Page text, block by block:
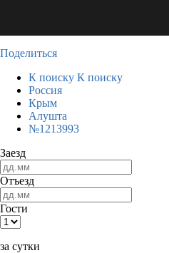
Поделиться
К поиску К поиску
Россия
Крым
Алушта
№1213993
Заезд
Отъезд
Гости
за сутки